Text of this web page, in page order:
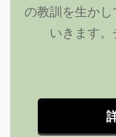
の教訓を生か
いきます。